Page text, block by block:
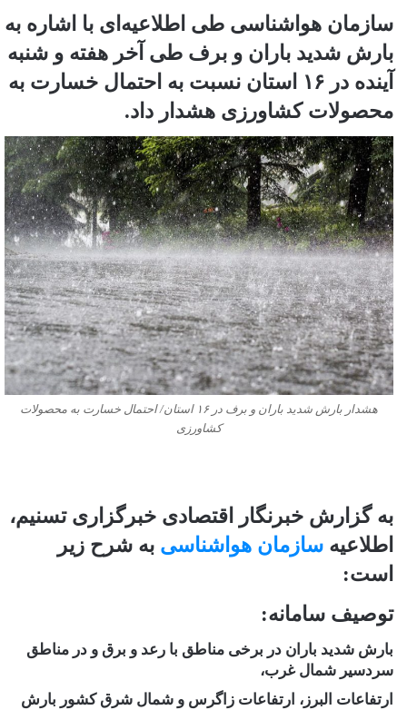
سازمان هواشناسی طی اطلاعیه‌ای با اشاره به
بارش شدید باران و برف طی آخر هفته و شنبه
آینده در ۱۶ استان نسبت به احتمال خسارت به
محصولات کشاورزی هشدار داد.
هشدار بارش شدید باران و برف در ۱۶ استان/ احتمال خسارت به محصولات
کشاورزی
به گزارش خبرنگار اقتصادی خبرگزاری تسنیم،
اطلاعیه سازمان هواشناسی به شرح زیر
است:
توصیف سامانه:
بارش شدید باران در برخی مناطق با رعد و برق و در مناطق
سردسیر شمال غرب،
ارتفاعات البرز، ارتفاعات زاگرس و شمال شرق کشور بارش